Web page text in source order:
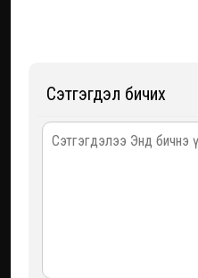
Сэтгэгдэл бичих